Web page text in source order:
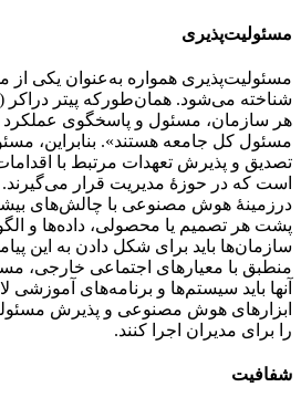
مسئولیت‌پذیری
مسئولیت‌پذیری همواره به‌عنوان یکی از
هر سازمان، مسئول و پاسخگوی عملکرد
مسئول کل جامعه هستند». بنابراین،
تصدیق و پذیرش تعهدات مرتبط با
است که در حوزهٔ مدیریت قرار می‌گیرند.
درزمینهٔ هوش مصنوعی با چالش‌های
پشت هر تصمیم یا محصولی، داده‌ها و
سازمان‌ها باید برای شکل دادن به این
منطبق با معیارهای اجتماعی خارجی،
آنها باید سیستم‌ها و برنامه‌های آموزشی
ابزارهای هوش مصنوعی و پذیرش
را برای مدیران اجرا کنند.
شفافیت